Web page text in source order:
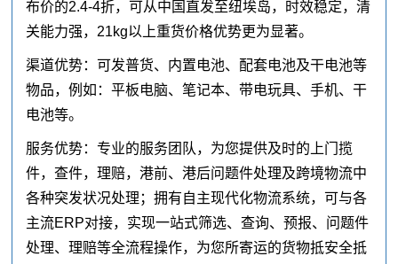
布价的2.4-4折，可从中国直发至纽埃岛，时效稳定，清
关能力强，21kg以上重货价格优势更为显著。
渠道优势：可发普货、内置电池、配套电池及干电池等
物品，例如：平板电脑、笔记本、带电玩具、手机、干
电池等。
服务优势：专业的服务团队，为您提供及时的上门揽
件，查件，理赔，港前、港后问题件处理及跨境物流中
各种突发状况处理；拥有自主现代化物流系统，可与各
主流ERP对接，实现一站式筛选、查询、预报、问题件
处理、理赔等全流程操作，为您所寄运的货物抵安全抵